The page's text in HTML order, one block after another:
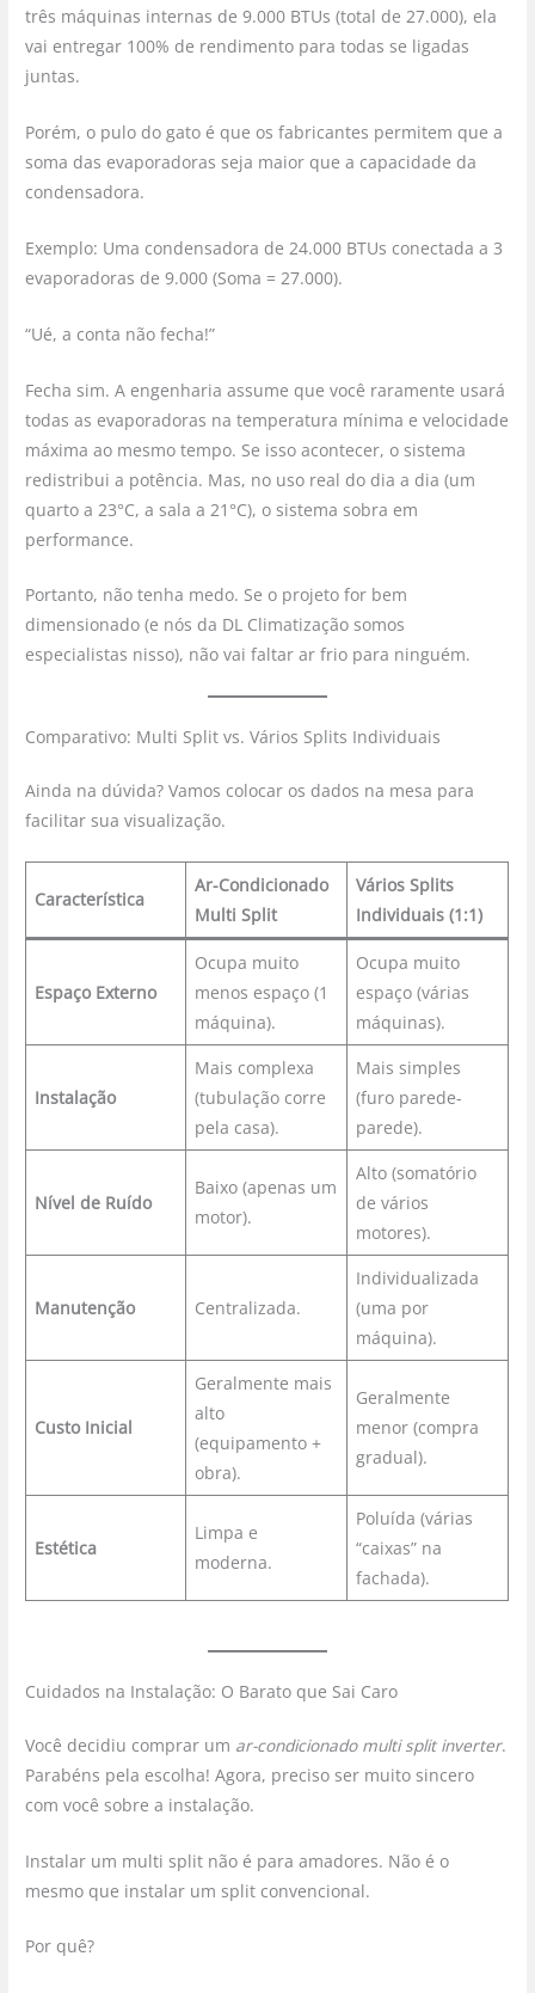
três máquinas internas de 9.000 BTUs (total de 27.000), ela
vai entregar 100% de rendimento para todas se ligadas
juntas.
Porém, o pulo do gato é que os fabricantes permitem que a
soma das evaporadoras seja maior que a capacidade da
condensadora.
Exemplo: Uma condensadora de 24.000 BTUs conectada a 3
evaporadoras de 9.000 (Soma = 27.000).
“Ué, a conta não fecha!”
Fecha sim. A engenharia assume que você raramente usará
todas as evaporadoras na temperatura mínima e velocidade
máxima ao mesmo tempo. Se isso acontecer, o sistema
redistribui a potência. Mas, no uso real do dia a dia (um
quarto a 23°C, a sala a 21°C), o sistema sobra em
performance.
Portanto, não tenha medo. Se o projeto for bem
dimensionado (e nós da DL Climatização somos
especialistas nisso), não vai faltar ar frio para ninguém.
Comparativo: Multi Split vs. Vários Splits Individuais
Ainda na dúvida? Vamos colocar os dados na mesa para
facilitar sua visualização.
Característica
Ar-Condicionado
Multi Split
Vários Splits
Individuais (1:1)
Espaço Externo
Ocupa muito
menos espaço (1
máquina).
Ocupa muito
espaço (várias
máquinas).
Instalação
Mais complexa
(tubulação corre
pela casa).
Mais simples
(furo parede-
parede).
Nível de Ruído
Baixo (apenas um
motor).
Alto (somatório
de vários
motores).
Manutenção Centralizada.
Individualizada
(uma por
máquina).
Custo Inicial
Geralmente mais
alto
(equipamento +
obra).
Geralmente
menor (compra
gradual).
Estética
Limpa e
moderna.
Poluída (várias
“caixas” na
fachada).
Cuidados na Instalação: O Barato que Sai Caro
Você decidiu comprar um ar-condicionado multi split inverter.
Parabéns pela escolha! Agora, preciso ser muito sincero
com você sobre a instalação.
Instalar um multi split não é para amadores. Não é o
mesmo que instalar um split convencional.
Por quê?